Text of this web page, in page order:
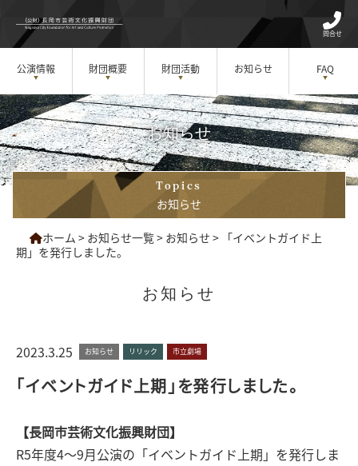
問合せ
公演情報 財団概要 財団活動 お知らせ FAQ
お知らせ
Topics
お知らせ
ホーム > お知らせ一覧> お知らせ > 「イベントガイド上
期」を発行しました。
お知らせ
2023.3.25 お知らせ リリック 市立劇場
「イベントガイド上期」を発行しました。
【長岡市芸術文化振興財団】
R5年度4～9月公演の「イベントガイド上期」を発行しま